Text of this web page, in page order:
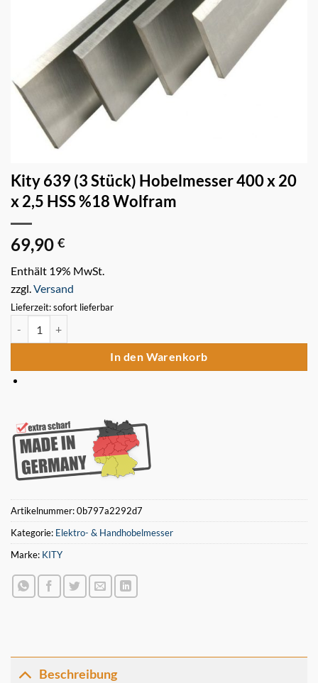
Kity 639 (3 Stück) Hobelmesser 400 x 20
x 2,5 HSS %18 Wolfram
69,90 €
Enthält 19% MwSt.
zzgl.Versand
Lieferzeit: sofort lieferbar
In den Warenkorb
Artikelnummer:0b797a2292d7
Kategorie: Elektro- & Handhobelmesser
Marke: KITY
Beschreibung